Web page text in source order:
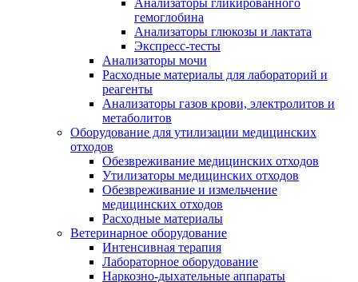
Анализаторы гликированного
гемоглобина
Анализаторы глюкозы и лактата
Экспресс-тесты
Анализаторы мочи
Расходные материалы для лабораторий и
реагенты
Анализаторы газов крови, электролитов и
метаболитов
Оборудование для утилизации медицинских
отходов
Обезвреживание медицинских отходов
Утилизаторы медицинских отходов
Обезвреживание и измельчение
медицинских отходов
Расходные материалы
Ветеринарное оборудование
Интенсивная терапия
Лабораторное оборудование
Наркозно-дыхательные аппараты